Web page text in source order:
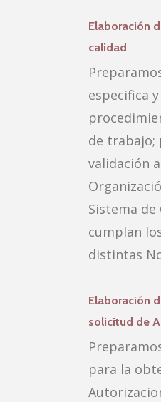
Elaboración
calidad
especifica
de trabajo;
validación
Sistema de
cumplan
distintas
Elaboración
solicitud de
para la